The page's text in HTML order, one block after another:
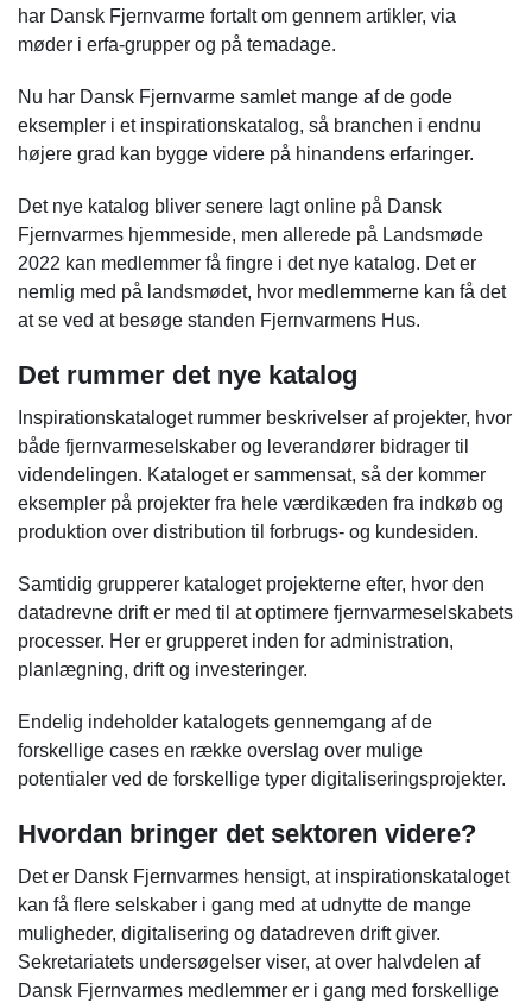
har Dansk Fjernvarme fortalt om gennem artikler, via
møder i erfa-grupper og på temadage.
Nu har Dansk Fjernvarme samlet mange af de gode
eksempler i et inspirationskatalog, så branchen i endnu
højere grad kan bygge videre på hinandens erfaringer.
Det nye katalog bliver senere lagt online på Dansk
Fjernvarmes hjemmeside, men allerede på Landsmøde
2022 kan medlemmer få fingre i det nye katalog. Det er
nemlig med på landsmødet, hvor medlemmerne kan få det
at se ved at besøge standen Fjernvarmens Hus.
Det rummer det nye katalog
Inspirationskataloget rummer beskrivelser af projekter, hvor
både fjernvarmeselskaber og leverandører bidrager til
videndelingen. Kataloget er sammensat, så der kommer
eksempler på projekter fra hele værdikæden fra indkøb og
produktion over distribution til forbrugs- og kundesiden.
Samtidig grupperer kataloget projekterne efter, hvor den
datadrevne drift er med til at optimere fjernvarmeselskabets
processer. Her er grupperet inden for administration,
planlægning, drift og investeringer.
Endelig indeholder katalogets gennemgang af de
forskellige cases en række overslag over mulige
potentialer ved de forskellige typer digitaliseringsprojekter.
Hvordan bringer det sektoren videre?
Det er Dansk Fjernvarmes hensigt, at inspirationskataloget
kan få flere selskaber i gang med at udnytte de mange
muligheder, digitalisering og datadreven drift giver.
Sekretariatets undersøgelser viser, at over halvdelen af
Dansk Fjernvarmes medlemmer er i gang med forskellige